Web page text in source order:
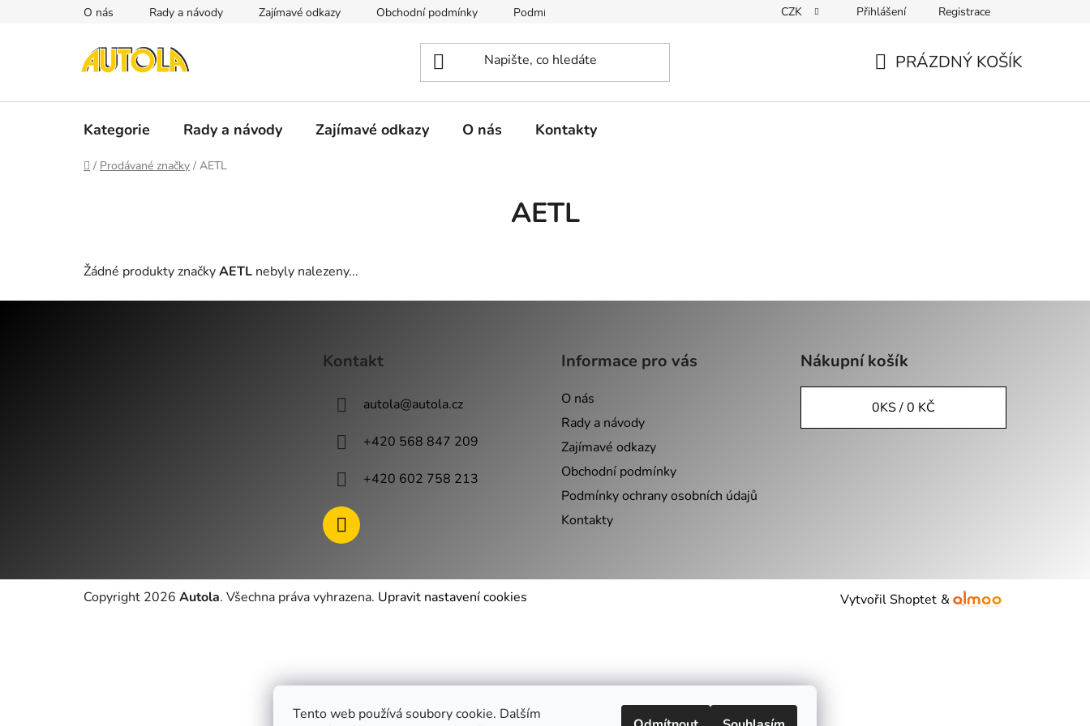
Tento web používá soubory cookie. Dalším
O nás Rady a návody Zajímavé odkazy Obchodní podmínky Podmínky ochrany osobních údajů CZK Přihlášení Registrace
PRÁZDNÝ KOŠÍK
Kategorie Rady a návody Zajímavé odkazy O nás Kontakty
Domů
/ Prodávané značky / AETL
AETL
Žádné produkty značkyAETL nebyly nalezeny...
Kontakt
autola@autola.cz
+420 568 847 209
+420 602 758 213
Informace pro vás
O nás
Rady a návody
Zajímavé odkazy
Obchodní podmínky
Podmínky ochrany osobních údajů
Kontakty
Nákupní košík
0KS /0 KČ
Vytvořil Shoptet &
Copyright 2026 Autola. Všechna práva vyhrazena. Upravit nastavení cookies